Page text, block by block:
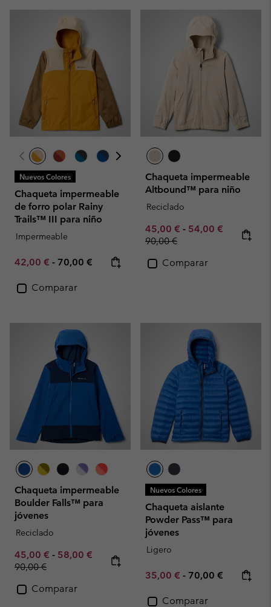
Nuevos Colores
Chaqueta impermeable
de forro polar Rainy
Trails™ III para niño
Impermeable
Minimum sale price:
42,00 € - Maximum price:
70,00 €
Comparar
Chaqueta impermeable
Altbound™ para niño
Reciclado
Minimum sale price:
45,00 € - Maximum sale
54,00 € Regular
90,00 €
Comparar
Chaqueta impermeable
Boulder Falls™ para
jóvenes
Reciclado
Minimum sale price:
45,00 € - Maximum sale price:
58,00 € Regular price:
90,00 €
Comparar
Nuevos Colores
Chaqueta aislante
Powder Pass™ para
jóvenes
Ligero
Minimum sale price:
35,00 € - Maximum price:
70,00 €
Comparar